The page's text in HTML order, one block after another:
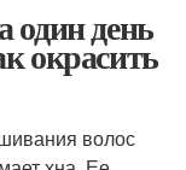
один день
окрасить
волос